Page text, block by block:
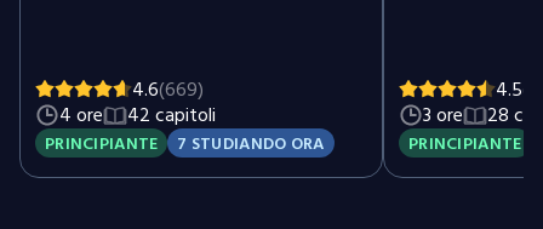
l'accessibilità web. Inizia il tuo percorso di
sviluppo web con HTML.
4.6(669)
4 ore
42 capitoli
PRINCIPIANTE 7 STUDIANDO ORA
4.5
3 ore
28
PRINCIPIANTE